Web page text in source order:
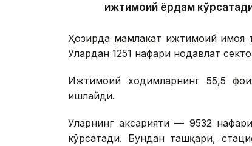
ижтимоий ёрдам
Ҳозирда мамлакат ижтимоий
Улардан 1251 нафари нодавлат
Ижтимоий ходимларнинг 55,5
ишлайди.
Уларнинг аксарияти — 9532
кўрсатади. Бундан ташқари,